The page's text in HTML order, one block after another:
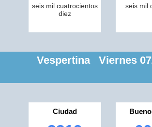
seis mil cuatrocientos
diez
seis mil
Vespertina Viernes
Ciudad